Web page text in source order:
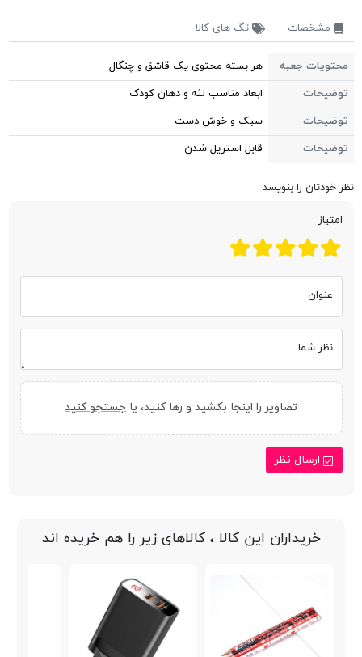
مشخصات تگ های کالا
محتویات جعبه
هر بسته محتوی یک‌ قاشق و چنگال
توضیحات
ابعاد مناسب لثه و دهان کودک
توضیحات
سبک و خوش دست
توضیحات
قابل استريل شدن
نظر خودتان را بنویسد
امتیاز
عنوان
نظر شما
تصاویر را اینجا بکشید و رها کنید، یا جستجو کنید
ارسال نظر
خریداران این کالا ، کالاهای زیر را هم خریده اند